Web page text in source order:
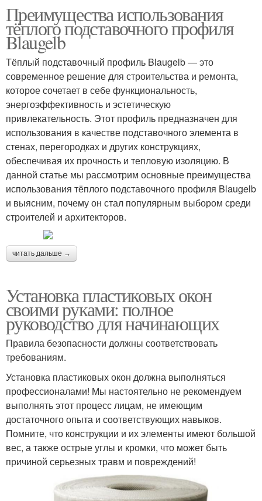
Преимущества использования
тёплого подставочного профиля
Blaugelb
Тёплый подставочный профиль Blaugelb — это
современное решение для строительства и ремонта,
которое сочетает в себе функциональность,
энергоэффективность и эстетическую
привлекательность. Этот профиль предназначен для
использования в качестве подставочного элемента в
стенах, перегородках и других конструкциях,
обеспечивая их прочность и тепловую изоляцию. В
данной статье мы рассмотрим основные преимущества
использования тёплого подставочного профиля Blaugelb
и выясним, почему он стал популярным выбором среди
строителей и архитекторов.
читать дальше →
Установка пластиковых окон
своими руками: полное
руководство для начинающих
Правила безопасности должны соответствовать
требованиям.
Установка пластиковых окон должна выполняться
профессионалами! Мы настоятельно не рекомендуем
выполнять этот процесс лицам, не имеющим
достаточного опыта и соответствующих навыков.
Помните, что конструкции и их элементы имеют большой
вес, а также острые углы и кромки, что может быть
причиной серьезных травм и повреждений!